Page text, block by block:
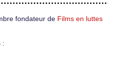
fondateur de Films en luttes
: